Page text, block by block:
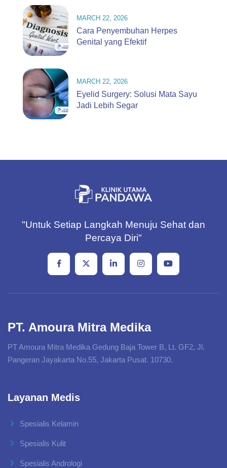
MARCH 22, 2026
Cara Penyembuhan Herpes
Genital yang Efektif
MARCH 22, 2026
Eyelid Surgery: Solusi Mata Sayu
Jadi Lebih Segar
"Untuk Setiap Langkah Menuju Sehat dan
Percaya Diri"
PT. Amoura Mitra Medika
PT Amoura Mitra Medika Gedung Baja Tower B, Lt. GF2, Jl.
Pangeran Jayakarta No.55, Jakarta Pusat. 10730.
Layanan Medis
Spesialis Kelamin
Spesialis Kulit
Spesialis Andrologi